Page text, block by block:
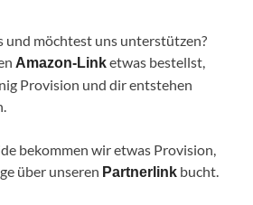
und möchtest uns unterstützen?
Amazon-Linketwas bestellst,
Provision und dir entstehen
bekommen wir etwas Provision,
über unseren Partnerlink bucht.